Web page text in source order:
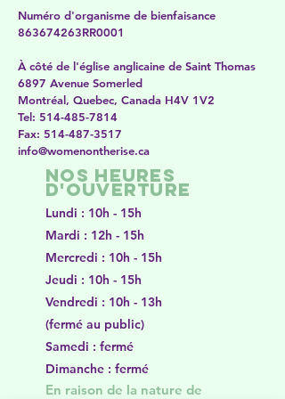
Numéro d'organisme de bienfaisance
863674263RR0001
À côté de l'église anglicaine de Saint Thomas
6897 Avenue Somerled
Montréal, Quebec, Canada H4V 1V2
​​Tel: 514-485-7814
Fax: 514-487-3517
​info@womenontherise.ca
Nos heures
d'ouverture
Lundi : 10h - 15h
Mardi : 12h - 15h
Mercredi : 10h - 15h
Jeudi : 10h - 15h
Vendredi : 10h - 13h
(fermé au public)
Samedi : fermé
Dimanche : fermé
En raison de la nature de